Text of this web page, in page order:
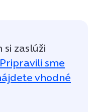
zaslúži
Pripravili sme
vhodné